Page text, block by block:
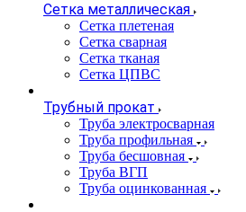
Сетка металлическая
Сетка плетеная
Сетка сварная
Сетка тканая
Сетка ЦПВС
Трубный прокат
Труба электросварная
Труба профильная
Труба бесшовная
Труба ВГП
Труба оцинкованная